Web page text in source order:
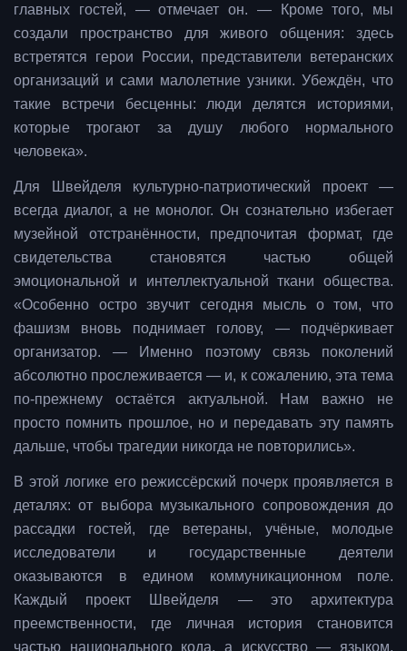
главных гостей, — отмечает он. — Кроме того, мы
создали пространство для живого общения: здесь
встретятся герои России, представители ветеранских
организаций и сами малолетние узники. Убеждён, что
такие встречи бесценны: люди делятся историями,
которые трогают за душу любого нормального
человека».
Для Швейделя культурно-патриотический проект —
всегда диалог, а не монолог. Он сознательно избегает
музейной отстранённости, предпочитая формат, где
свидетельства становятся частью общей
эмоциональной и интеллектуальной ткани общества.
«Особенно остро звучит сегодня мысль о том, что
фашизм вновь поднимает голову, — подчёркивает
организатор. — Именно поэтому связь поколений
абсолютно прослеживается — и, к сожалению, эта тема
по-прежнему остаётся актуальной. Нам важно не
просто помнить прошлое, но и передавать эту память
дальше, чтобы трагедии никогда не повторились».
В этой логике его режиссёрский почерк проявляется в
деталях: от выбора музыкального сопровождения до
рассадки гостей, где ветераны, учёные, молодые
исследователи и государственные деятели
оказываются в едином коммуникационном поле.
Каждый проект Швейделя — это архитектура
преемственности, где личная история становится
частью национального кода, а искусство — языком,